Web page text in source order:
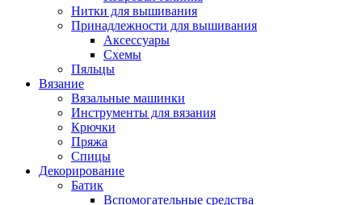
Нитки для вышивания
Принадлежности для вышивания
Аксессуары
Схемы
Пяльцы
Вязание
Вязальные машинки
Инструменты для вязания
Крючки
Пряжа
Спицы
Декорирование
Батик
Вспомогательные средства